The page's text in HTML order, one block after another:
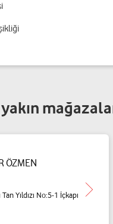
ÖZMEN
Yıldızı No:5-1 İçkapı